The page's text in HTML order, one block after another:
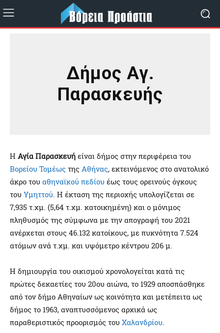
Δήμος Αγ.
Παρασκευής
Η Αγία Παρασκευή είναι δήμος στην περιφέρεια του
Βορείου Τομέως της Αθήνας, εκτεινόμενος στο ανατολικό
άκρο του αθηναϊκού πεδίου έως τους ορεινούς όγκους
του Υμηττού. Η έκταση της περιοχής υπολογίζεται σε
7,935 τ.χμ. (5,64 τ.χμ. κατοικημένη) και ο μόνιμος
πληθυσμός της σύμφωνα με την απογραφή του 2021
ανέρχεται στους 46.132 κατοίκους, με πυκνότητα 7.524
ατόμων ανά τ.χμ. και υψόμετρο κέντρου 206 μ.
Η δημιουργία του οικισμού χρονολογείται κατά τις
πρώτες δεκαετίες του 20ου αιώνα, το 1929 αποσπάσθηκε
από τον δήμο Αθηναίων ως κοινότητα και μετέπειτα ως
δήμος το 1963, αναπτυσσόμενος αρχικά ως
παραθεριστικός προορισμός του Χαλανδρίου.